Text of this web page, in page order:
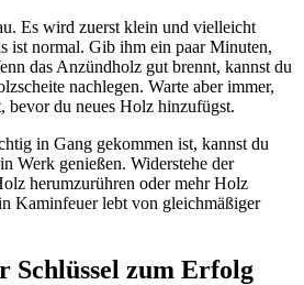
Es wird zuerst klein und vielleicht
ist normal. Gib ihm ein paar Minuten,
das Anzündholz gut brennt, kannst du
nachlegen. Warte aber immer,
bevor du neues Holz hinzufügst.
in Gang gekommen ist, kannst du
Werk genießen. Widerstehe der
herumzurühren oder mehr Holz
Kaminfeuer lebt von gleichmäßiger
Schlüssel zum Erfolg